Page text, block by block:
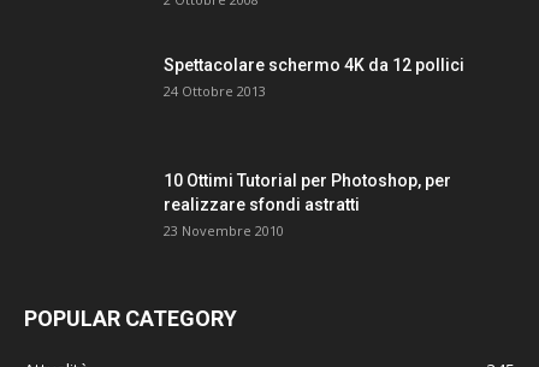
Spettacolare schermo 4K da 12 pollici
24 Ottobre 2013
10 Ottimi Tutorial per Photoshop, per
realizzare sfondi astratti
23 Novembre 2010
POPULAR CATEGORY